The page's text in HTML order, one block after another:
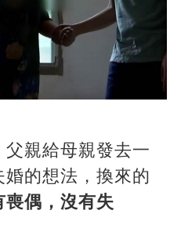
親給母親發去一
的想法，換來的
喪偶，沒有失